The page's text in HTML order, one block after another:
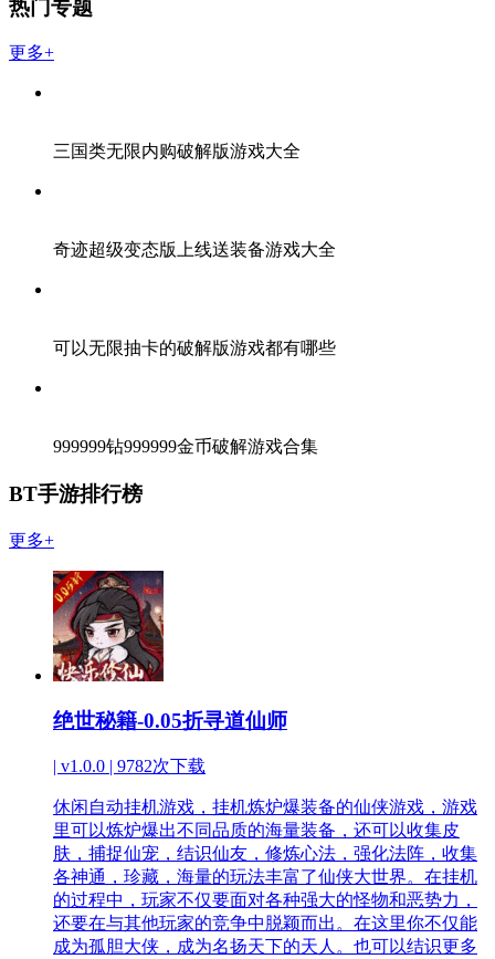
热门专题
更多+
三国类无限内购破解版游戏大全
奇迹超级变态版上线送装备游戏大全
可以无限抽卡的破解版游戏都有哪些
999999钻999999金币破解游戏合集
BT手游排行榜
更多+
绝世秘籍-0.05折寻道仙师
| v1.0.0 | 9782次下载
休闲自动挂机游戏，挂机炼炉爆装备的仙侠游戏，游戏
里可以炼炉爆出不同品质的海量装备，还可以收集皮
肤，捕捉仙宠，结识仙友，修炼心法，强化法阵，收集
各神通，珍藏，海量的玩法丰富了仙侠大世界。在挂机
的过程中，玩家不仅要面对各种强大的怪物和恶势力，
还要在与其他玩家的竞争中脱颖而出。在这里你不仅能
成为孤胆大侠，成为名扬天下的天人。也可以结识更多